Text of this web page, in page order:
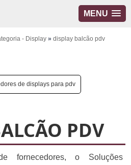
MENU
- Display»display balcão pdv
de displays para pdv
PDV
fornecedores, o Soluções